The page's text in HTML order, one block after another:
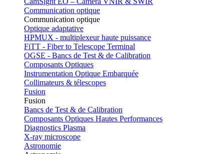
Communication optique
Communication optique
Optique adaptative
HPMUX - multiplexeur haute puissance
FiTT - Fiber to Telescope Terminal
OGSE - Bancs de Test & de Calibration
Composants Optiques
Instrumentation Optique Embarquée
Collimateurs & télescopes
Fusion
Fusion
Bancs de Test & de Calibration
Composants Optiques Hautes Performances
Diagnostics Plasma
X-ray microscope
Astronomie